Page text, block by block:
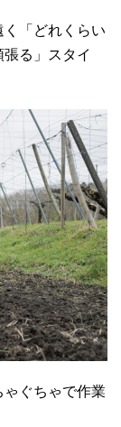
「どれくらい
る」スタイ
ぐちゃで作業